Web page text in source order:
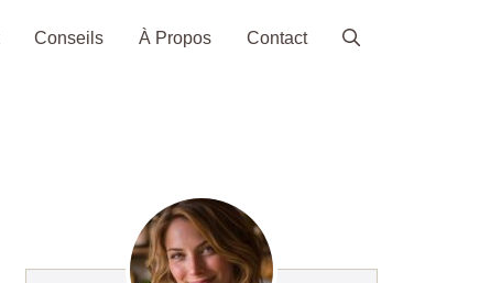
Conseils À Propos Contact